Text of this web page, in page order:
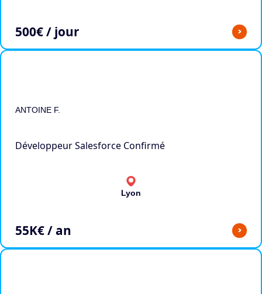
500€ / jour >
ANTOINE F.
Développeur Salesforce Confirmé
Lyon
55K€ / an >